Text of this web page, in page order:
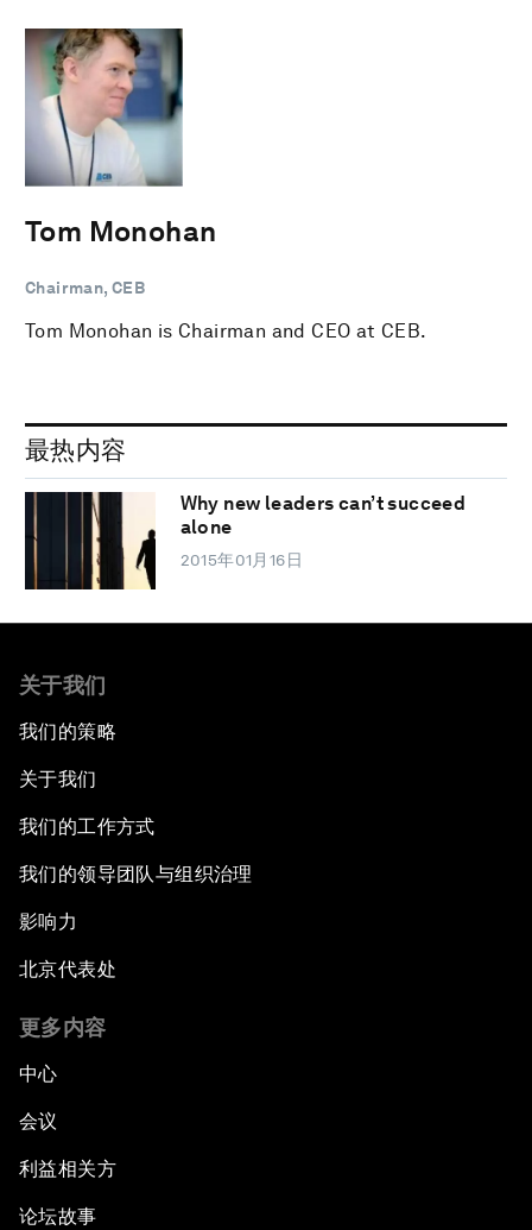
Tom Monohan
Chairman, CEB
Tom Monohan is Chairman and CEO at CEB.
最热内容
Why new leaders can’t succeed
alone
2015年01月16日
关于我们
我们的策略
关于我们
我们的工作方式
我们的领导团队与组织治理
影响力
北京代表处
更多内容
中心
会议
利益相关方
论坛故事